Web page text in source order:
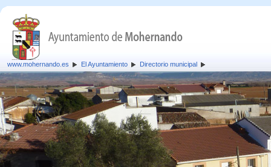
www.mohernando.es El Ayuntamiento Directorio municipal